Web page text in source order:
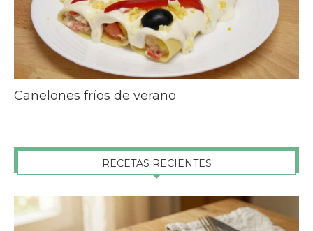
Canelones fríos de verano
RECETAS RECIENTES